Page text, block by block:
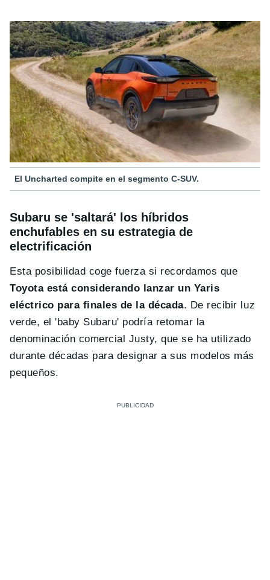
El Uncharted compite en el segmento C-SUV.
Subaru se 'saltará' los híbridos
enchufables en su estrategia de
electrificación
Esta posibilidad coge fuerza si recordamos que
Toyota está considerando lanzar un Yaris
eléctrico para finales de la década. De recibir luz
verde, el 'baby Subaru' podría retomar la
denominación comercial Justy, que se ha utilizado
durante décadas para designar a sus modelos más
pequeños.